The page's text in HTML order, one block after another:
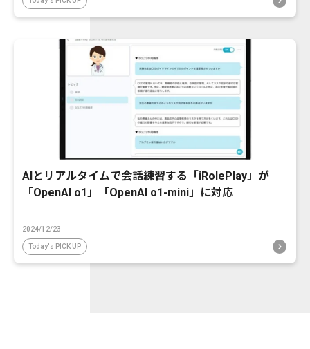
AIとリアルタイムで会話練習する「iRolePlay」が
「OpenAI o1」「OpenAI o1-mini」に対応
2024/12/23
Today's PICK UP